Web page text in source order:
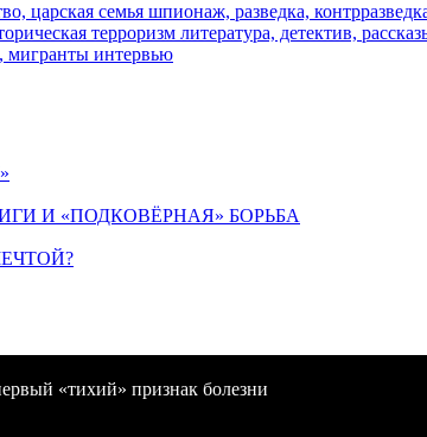
царская семья шпионаж, разведка,
терроризм литература, детектив,
мигранты интервью
И «ПОДКОВЁРНАЯ» БОРЬБА
«тихий» признак болезни